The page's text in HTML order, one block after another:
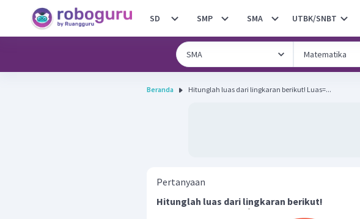
SD SMP SMA UTBK/SNBT
Beranda Hitunglah luas dari lingkaran berikut! Luas=...
Pertanyaan
Hitunglah luas dari lingkaran berikut!